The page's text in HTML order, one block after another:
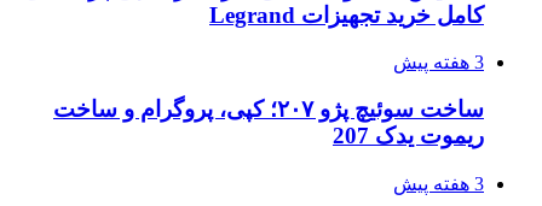
کامل خرید تجهیزات Legrand
3 هفته پیش
ساخت سوئیچ پژو ۲۰۷؛ کپی، پروگرام و ساخت
ریموت یدک 207
3 هفته پیش